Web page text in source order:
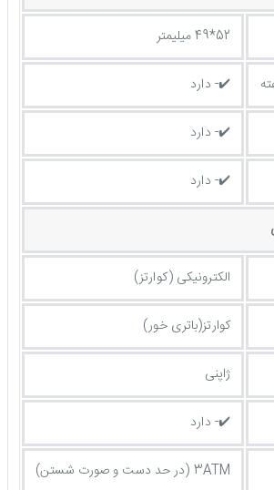
52*49 میلیمتر
✔️- دارد
✔️- دارد
✔️- دارد
الکترونیکی (کوارتز)
کوارتز(باتری خور)
ژاپنی
✔️- دارد
3ATM (در حد دست و صورت شستن)